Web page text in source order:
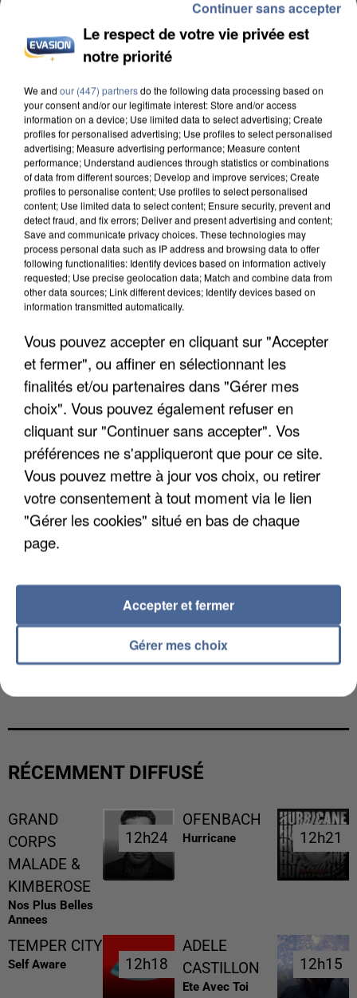
UNE TOURISTE DE L’OISE EMPORTÉE PAR UNE
LES DONNÉES DE 300 000 CLIENTS DÉROBÉES À
INTERMARCHÉ APRÈS UNE...
GABRIEL ATTAL ET RAPHAËL GLUCKSMANN
RÉCEMMENT DIFFUSÉ
GRAND
CORPS
MALADE &
KIMBEROSE
Nos Plus Belles
Annees
12h24
12h24
OFENBACH
Hurricane 12h21
12h21
TEMPER CITY
Self Aware 12h18
12h18
ADELE
CASTILLON
Ete Avec Toi
12h15
12h15
Le respect de votre vie privée est
notre priorité
We and our (447) partnersdo the following data processing based on
your consent and/or our legitimate interest: Store and/or access
information on a device; Use limited data to select advertising; Create
profiles for personalised advertising; Use profiles to select personalised
advertising; Measure advertising performance; Measure content
performance; Understand audiences through statistics or combinations
of data from different sources; Develop and improve services; Create
profiles to personalise content; Use profiles to select personalised
content; Use limited data to select content; Ensure security, prevent and
detect fraud, and fix errors; Deliver and present advertising and content;
Save and communicate privacy choices. These technologies may
process personal data such as IP address and browsing data to offer
following functionalities: Identify devices based on information actively
requested; Use precise geolocation data; Match and combine data from
other data sources; Link different devices; Identify devices based on
information transmitted automatically.
Vous pouvez accepter en cliquant sur "Accepter
et fermer", ou affiner en sélectionnant les
finalités et/ou partenaires dans "Gérer mes
choix". Vous pouvez également refuser en
cliquant sur "Continuer sans accepter". Vos
préférences ne s'appliqueront que pour ce site.
Vous pouvez mettre à jour vos choix, ou retirer
votre consentement à tout moment via le lien
"Gérer les cookies" situé en bas de chaque
page.
Gérer mes choix
Accepter et fermer
Continuer sans accepter